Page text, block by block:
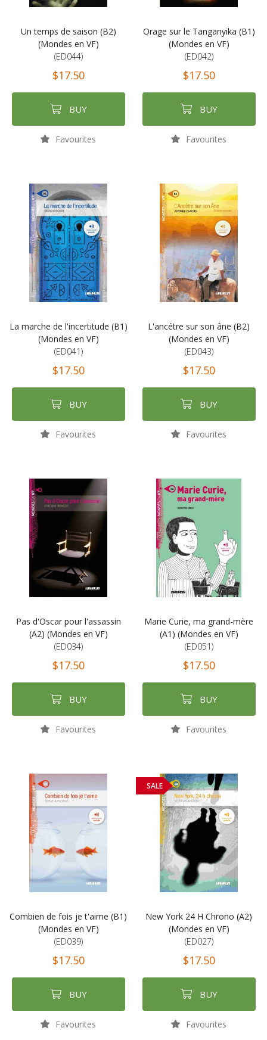
Un temps de saison (B2)
(Mondes en VF)
(ED044)
$17.50
BUY
Favourites
Orage sur le Tanganyika (B1)
(Mondes en VF)
(ED042)
$17.50
BUY
Favourites
La marche de l'incertitude (B1)
(Mondes en VF)
(ED041)
$17.50
BUY
Favourites
L'ancétre sur son âne (B2)
(Mondes en VF)
(ED043)
$17.50
BUY
Favourites
Pas d'Oscar pour l'assassin
(A2) (Mondes en VF)
(ED034)
$17.50
BUY
Favourites
Marie Curie, ma grand-mère
(A1) (Mondes en VF)
(ED051)
$17.50
BUY
Favourites
Combien de fois je t'aime (B1)
(Mondes en VF)
(ED039)
$17.50
BUY
Favourites
SALE
New York 24 H Chrono (A2)
(Mondes en VF)
(ED027)
$17.50
BUY
Favourites